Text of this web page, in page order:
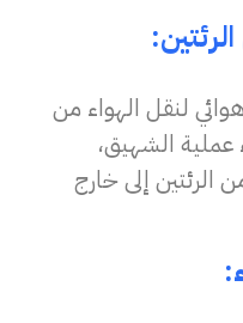
لنقل الهواء من
عملية الشهيق،
الرئتين إلى خارج